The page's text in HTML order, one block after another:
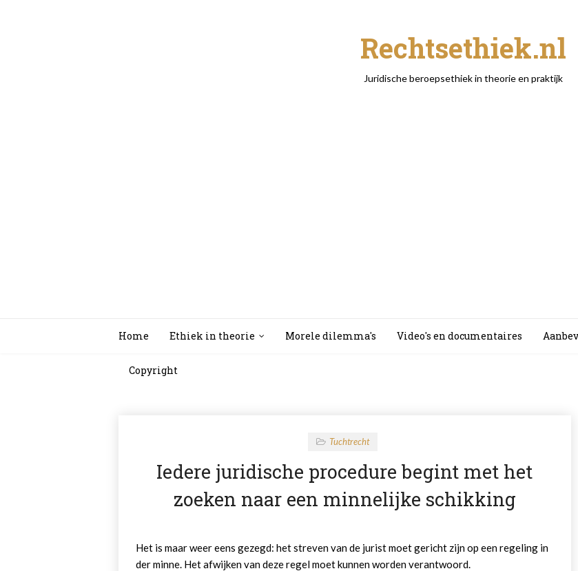
Rechtsethiek.nl
Juridische beroepsethiek in theorie en praktijk
Home Ethiek in theorie Morele dilemma's Video's en documentaires
Copyright
Tuchtrecht
Iedere juridische procedure begint met het
zoeken naar een minnelijke schikking
Het is maar weer eens gezegd: het streven van de jurist moet gericht zijn op een regeling in
der minne. Het afwijken van deze regel moet kunnen worden verantwoord.